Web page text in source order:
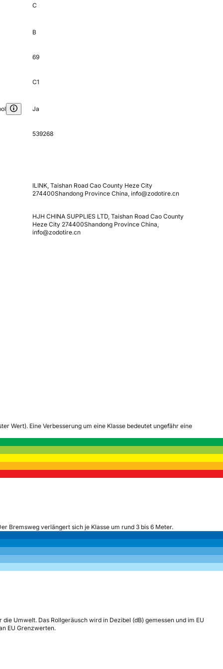
C
B
69
C1
Ja
539268
ILINK, Taishan Road Cao County Heze City
274400Shandong Province China, info@zodotire.cn
HJH CHINA SUPPLIES LTD, Taishan Road Cao County
Heze City 274400Shandong Province China,
info@zodotire.cn
Wert). Eine Verbesserung um eine Klasse bedeutet ungefähr eine
Bremsweg verlängert sich je Klasse um rund 3 bis 6 Meter.
Umwelt. Das Rollgeräusch wird in Dezibel (dB) gemessen und im EU
EU Grenzwerten.